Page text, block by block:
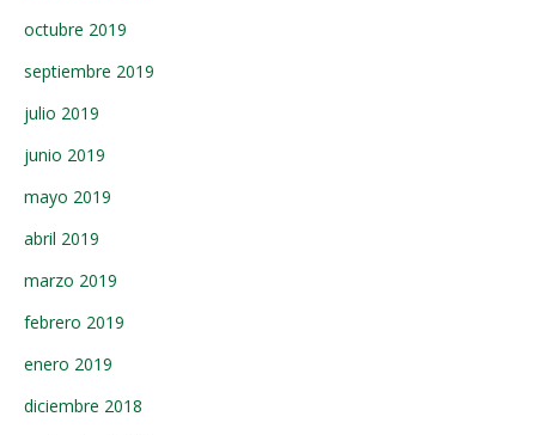
octubre 2019
septiembre 2019
julio 2019
junio 2019
mayo 2019
abril 2019
marzo 2019
febrero 2019
enero 2019
diciembre 2018